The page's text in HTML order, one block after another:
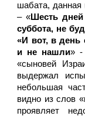
шабата, данная
– «Шесть
суббота, не
«И вот, в
и не нашли» -
«сыновей
выдержал
небольшая
видно из слов
проявляет